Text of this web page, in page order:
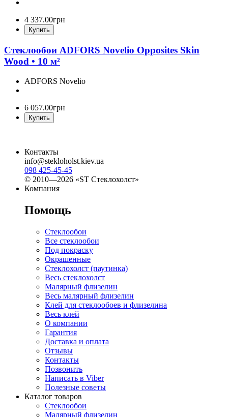
4 337.00грн
Купить
Стеклообои ADFORS Novelio Opposites Skin
Wood • 10 м²
ADFORS Novelio
6 057.00грн
Купить
Контакты
info@stekloholst.kiev.ua
098 425-45-45
© 2010—2026 «ST Стеклохолст»
Компания
Помощь
Стеклообои
Все стеклообои
Под покраску
Окрашенные
Стеклохолст (паутинка)
Весь стеклохолст
Малярный флизелин
Весь малярный флизелин
Клей для стеклообоев и флизелина
Весь клей
О компании
Гарантия
Доставка и оплата
Отзывы
Контакты
Позвонить
Написать в Viber
Полезные советы
Каталог товаров
Стеклообои
Малярный флизелин